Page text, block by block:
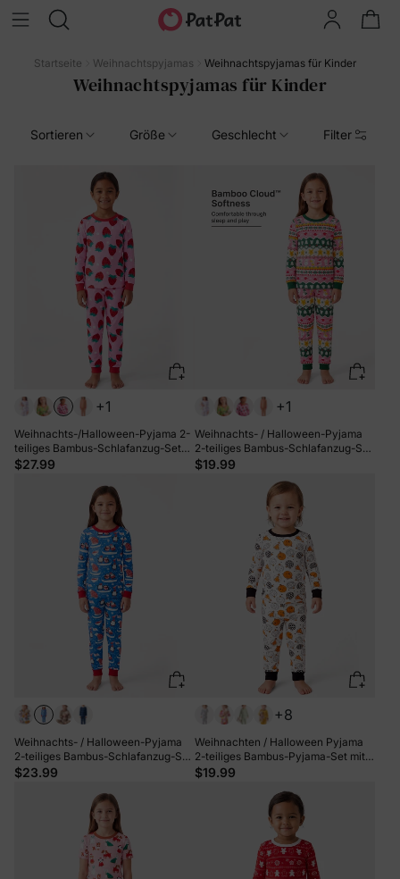
Startseite Weihnachtspyjamas Weihnachtspyjamas für Kinder
Weihnachtspyjamas für Kinder
Sortieren Größe Geschlecht Filter
+1
Weihnachts-/Halloween-Pyjama 2-
teiliges Bambus-Schlafanzug-Set
mit kindlichem Print für Kleinkinder /
$27.99
+1
Weihnachts- / Halloween-Pyjama
2-teiliges Bambus-Schlafanzug-Set
mit kindlichem Print für Kleinkinder /
$19.99
Weihnachts- / Halloween-Pyjama
2-teiliges Bambus-Schlafanzug-Set
mit verspieltem Print für Kleinkinder
$23.99
+8
Weihnachten / Halloween Pyjama
2-teiliges Bambus-Pyjama-Set mit
kindlichem Druck für Baby /
$19.99